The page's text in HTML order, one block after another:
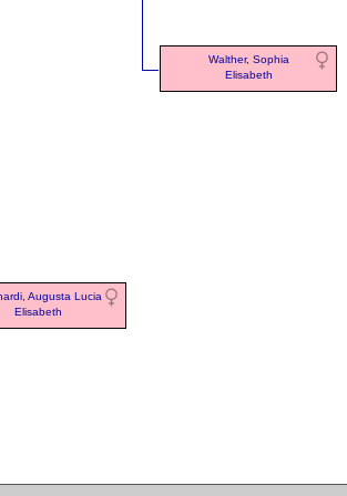
Walther, Sophia
Elisabeth
Augusta Lucia
Elisabeth